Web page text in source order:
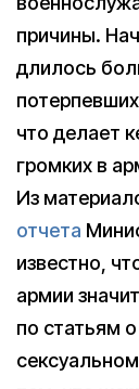
причины.
длилось
что делает
громких в
Из
отчета
известно,
армии
по статьям